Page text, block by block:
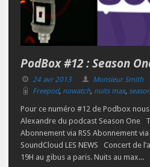
PodBox #12 : Season
24 avr 2013 Monsieur Smith
Freepod, nowatch, nuits max,
Pour ce numéro #12 de Podbox
Alexandre du podcast Season One
Abonnement via RSS Abonnement
SoundCloud LES NEWS Concert de
19H au gibus a paris. Nuits au max...